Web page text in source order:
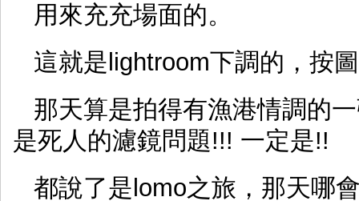
用來充充場面的。
這就是lightroom下調的，按
那天算是拍得有漁港情調的
是死人的濾鏡問題!!! 一定是!!
都說了是lomo之旅，那天哪